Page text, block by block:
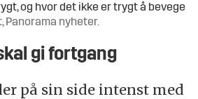
og hvor det ikke er trygt å bevege
Panorama nyheter.
gi fortgang
på sin side intenst med